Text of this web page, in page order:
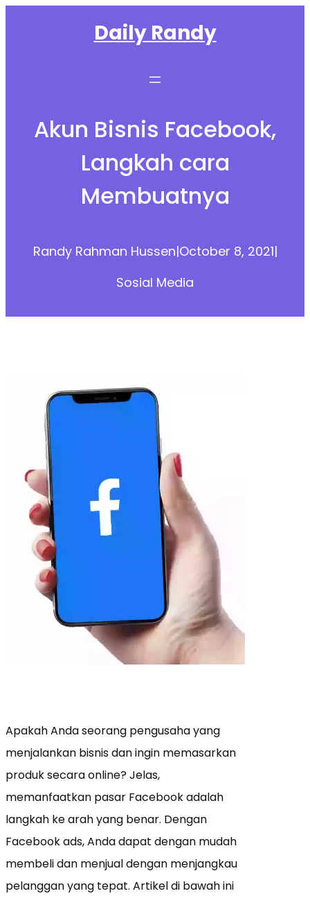
Daily Randy
Akun Bisnis Facebook,
Langkah cara
Membuatnya
Randy Rahman Hussen|October 8, 2021|
Sosial Media
Apakah Anda seorang pengusaha yang
menjalankan bisnis dan ingin memasarkan
produk secara online? Jelas,
memanfaatkan pasar Facebook adalah
langkah ke arah yang benar. Dengan
Facebook ads, Anda dapat dengan mudah
membeli dan menjual dengan menjangkau
pelanggan yang tepat. Artikel di bawah ini